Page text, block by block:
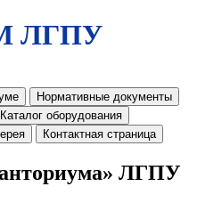
ЛГПУ
Нормативные документы
Каталог оборудования
Контактная страница
ЛГПУ